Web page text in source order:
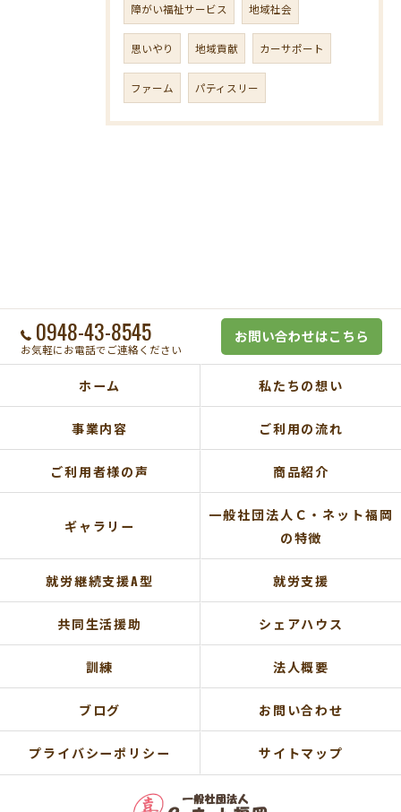
障がい福祉サービス 地域社会
思いやり 地域貢献 カーサポート
ファーム パティスリー
0948-43-8545
お気軽にお電話でご連絡ください
お問い合わせはこちら
ホーム 私たちの想い
事業内容 ご利用の流れ
ご利用者様の声 商品紹介
ギャラリー
一般社団法人Ｃ・ネット福岡
の特徴
就労継続支援A型 就労支援
共同生活援助 シェアハウス
訓練 法人概要
ブログ お問い合わせ
プライバシーポリシー サイトマップ